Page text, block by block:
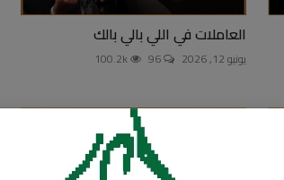
العاملات في اللي بالي بالك
يونيو 12, 2026 96
100.2k